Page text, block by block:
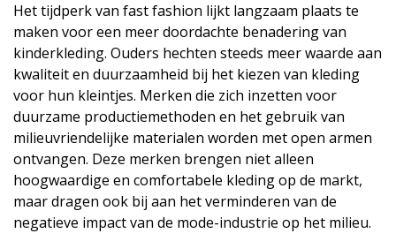
Het tijdperk van fast fashion lijkt langzaam plaats te
maken voor een meer doordachte benadering van
kinderkleding. Ouders hechten steeds meer waarde aan
kwaliteit en duurzaamheid bij het kiezen van kleding
voor hun kleintjes. Merken die zich inzetten voor
duurzame productiemethoden en het gebruik van
milieuvriendelijke materialen worden met open armen
ontvangen. Deze merken brengen niet alleen
hoogwaardige en comfortabele kleding op de markt,
maar dragen ook bij aan het verminderen van de
negatieve impact van de mode-industrie op het milieu.